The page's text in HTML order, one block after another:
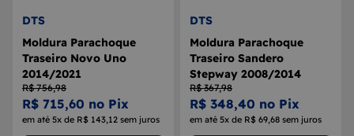
DTS
Moldura Parachoque
Traseiro Novo Uno
2014/2021
R$ 756,98
R$ 715,60 no Pix
em até 5x de R$ 143,12 sem juros
DTS
Moldura Parachoque
Traseiro Sandero
Stepway 2008/2014
R$ 367,98
R$ 348,40 no Pix
em até 5x de R$ 69,68 sem juros